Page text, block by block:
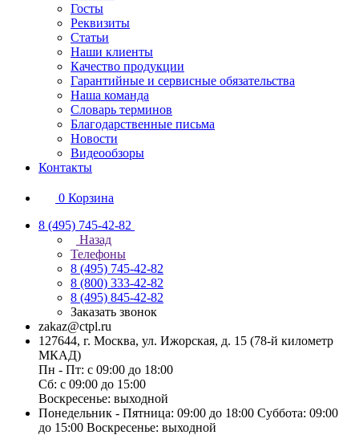
Госты
Реквизиты
Статьи
Наши клиенты
Качество продукции
Гарантийные и сервисные обязательства
Наша команда
Словарь терминов
Благодарственные письма
Новости
Видеообзоры
Контакты
0 Корзина
8 (495) 745-42-82
Назад
Телефоны
8 (495) 745-42-82
8 (800) 333-42-82
8 (495) 845-42-82
Заказать звонок
zakaz@ctpl.ru
127644, г. Москва, ул. Ижорская, д. 15 (78-й километр
МКАД)
Пн - Пт: с 09:00 до 18:00
Сб: с 09:00 до 15:00
Воскресенье: выходной
Понедельник - Пятница: 09:00 до 18:00 Суббота: 09:00
до 15:00 Воскресенье: выходной